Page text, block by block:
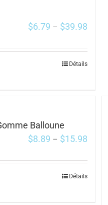
$6.79 – $39.98
Détails
Balloune
$8.89 – $15.98
Détails